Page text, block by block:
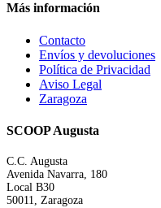
Más información
Contacto
Envíos y devoluciones
Política de Privacidad
Aviso Legal
Zaragoza
SCOOP Augusta
C.C. Augusta
Avenida Navarra, 180
Local B30
50011, Zaragoza